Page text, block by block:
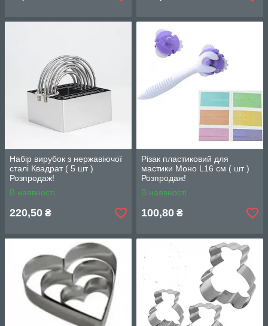
Набір вирубок з нержавіючої
сталі Квадрат ( 5 шт )
Розпродаж!
В наявності
220,50 ₴
Різак пластиковий для
мастики Моно L16 см ( шт )
Розпродаж!
В наявності
100,80 ₴